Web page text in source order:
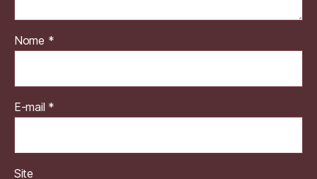
Nome *
E-mail *
Site